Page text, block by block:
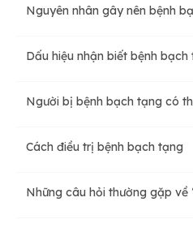
Nguyên nhân gây nên bệnh
Dấu hiệu nhận biết bệnh bạch
Làn da
Người bị bệnh bạch tạng có
Cách điều trị bệnh bạch tạng
Những câu hỏi thường gặp về